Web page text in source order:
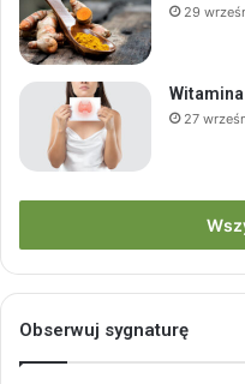
29
27
Obserwuj sygnaturę